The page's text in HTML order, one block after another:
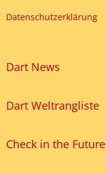
Datenschutzerklärung
Dart News
Dart Weltrangliste
Check in the Future